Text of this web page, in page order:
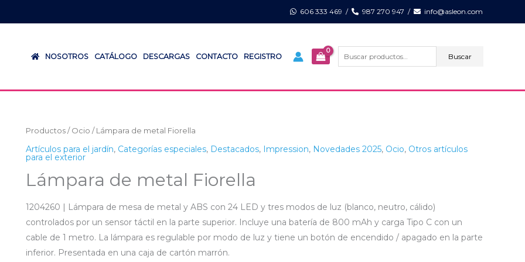
606 333 469 / 987 270 947 / info@asleon.com
NOSOTROS CATÁLOGO DESCARGAS CONTACTO REGISTRO
por:
Buscar
Productos / Ocio / Lámpara de metal Fiorella
Artículos para el jardín, Categorías especiales, Destacados, Impression, Novedades 2025, Ocio, Otros artículos
para el exterior
Lámpara de metal Fiorella
1204260 | Lámpara de mesa de metal y ABS con 24 LED y tres modos de luz (blanco, neutro, cálido)
controlados por un sensor táctil en la parte superior. Incluye una batería de 800 mAh y carga Tipo C con un
cable de 1 metro. La lámpara es regulable por modo de luz y tiene un botón de encendido / apagado en la parte
inferior. Presentada en una caja de cartón marrón.